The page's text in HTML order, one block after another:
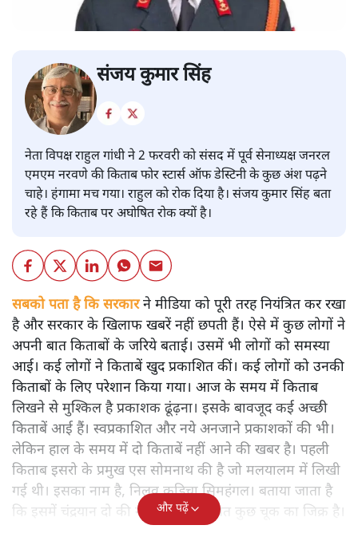
संजय कुमार सिंह
नेता विपक्ष राहुल गांधी ने 2 फरवरी को संसद में पूर्व सेनाध्यक्ष जनरल
एमएम नरवणे की किताब फोर स्टार्स ऑफ डेस्टिनी के कुछ अंश पढ़ने
चाहे। हंगामा मच गया। राहुल को रोक दिया है। संजय कुमार सिंह बता
रहे हैं कि किताब पर अघोषित रोक क्यों है।
सबको पता है कि सरकारने मीडिया को पूरी तरह नियंत्रित कर रखा
है और सरकार के खिलाफ खबरें नहीं छपती हैं। ऐसे में कुछ लोगों ने
अपनी बात किताबों के जरिये बताई। उसमें भी लोगों को समस्या
आई। कई लोगों ने किताबें खुद प्रकाशित कीं। कई लोगों को उनकी
किताबों के लिए परेशान किया गया। आज के समय में किताब
लिखने से मुश्किल है प्रकाशक ढूंढ़ना। इसके बावजूद कई अच्छी
किताबें आई हैं। स्वप्रकाशित और नये अनजाने प्रकाशकों की भी।
लेकिन हाल के समय में दो किताबें नहीं आने की खबर है। पहली
किताब इसरो के प्रमुख एस सोमनाथ की है जो मलयालम में लिखी
गई थी। इसका नाम है, निलवु कुडिचा सिमहंगल। बताया जाता है
कि इसमें चंद्रयान दो की नाकामी से संबंधित कुछ चूक का जिक्र है।
और पढ़ें